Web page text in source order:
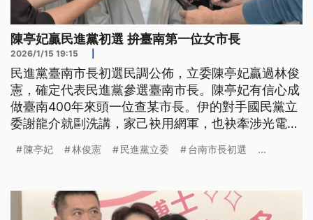
陳亭妃贏民進黨初選 拚臺南第一位女市長
2026/1/15 19:15
民進黨臺南市長初選民調公佈，立委陳亭妃贏過林俊
憲，確定代表民進黨參選臺南市長。陳亭妃有信心成
做臺南400年來頭一位查某市長。伊的對手國民黨立
委謝龍介就剾洗講，家己袂用網軍，也袂牽涉光電
削。（新聞標題、導言為台語文）
陳亭妃 林俊憲 民進黨立委 台南市長初選 ...